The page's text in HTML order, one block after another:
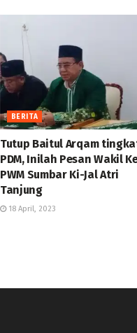
BERITA
Tutup Baitul Arqam
PDM, Inilah Pesan Wakil
PWM Sumbar Ki-Jal Atri
Tanjung
18 April, 2023